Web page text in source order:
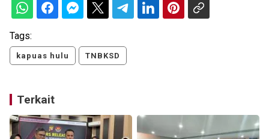
Tags:
kapuas hulu TNBKSD
Terkait